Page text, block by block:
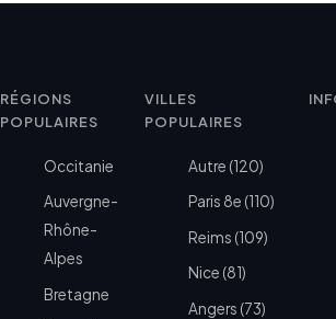
RÉGIONS
POPULAIRES
Occitanie
Auvergne-
Rhône-
Alpes
Bretagne
VILLES
POPULAIRES
Autre (120)
Paris 8e (110)
Reims (109)
Nice (81)
Angers (73)